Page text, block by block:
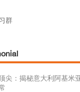
群
尖：揭秘意大利阿基米